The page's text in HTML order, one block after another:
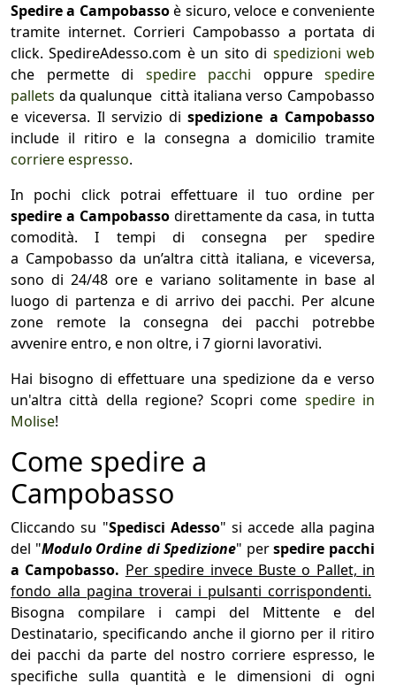
Spedire a Campobassoè sicuro, veloce e conveniente
tramite internet. Corrieri Campobasso a portata di
click. SpedireAdesso.com è un sito di spedizioni web
che permette di spedire pacchi oppure spedire
pallets da qualunque città italiana verso Campobasso
e viceversa. Il servizio dispedizione a Campobasso
include il ritiro e la consegna a domicilio tramite
corriere espresso.
In pochi click potrai effettuare il tuo ordine per
spedire a Campobassodirettamente da casa, in tutta
comodità. I tempi di consegna per spedire
a Campobasso da un’altra città italiana, e viceversa,
sono di 24/48 ore e variano solitamente in base al
luogo di partenza e di arrivo dei pacchi. Per alcune
zone remote la consegna dei pacchi potrebbe
avvenire entro, e non oltre, i 7 giorni lavorativi.
Hai bisogno di effettuare una spedizione da e verso
un'altra città della regione? Scopri come spedire in
Molise!
Come spedire a
Campobasso
Cliccando su "Spedisci Adesso" si accede alla pagina
del "Modulo Ordine di Spedizione" perspedire pacchi
a Campobasso. Per spedire invece Buste o Pallet, in
fondo alla pagina troverai i pulsanti corrispondenti.
Bisogna compilare i campi del Mittente e del
Destinatario, specificando anche il giorno per il ritiro
dei pacchi da parte del nostro corriere espresso, le
specifiche sulla quantità e le dimensioni di ogni